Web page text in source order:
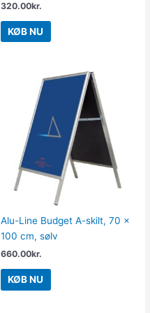
320.00kr.
KØB NU
Alu-Line Budget A-skilt, 70 x
100 cm, sølv
660.00kr.
KØB NU